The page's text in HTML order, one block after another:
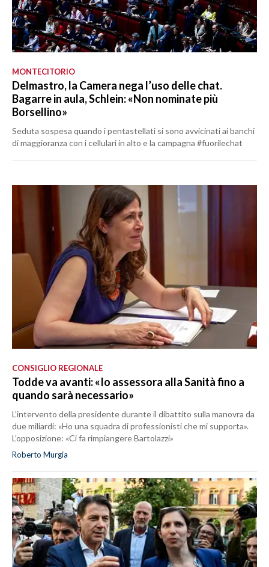
MONTECITORIO
Delmastro, la Camera nega l’uso delle chat.
Bagarre in aula, Schlein: «Non nominate più
Borsellino»
Seduta sospesa quando i pentastellati si sono avvicinati ai banchi
di maggioranza con i cellulari in alto e la campagna #fuorilechat
CONSIGLIO REGIONALE
Todde va avanti: «Io assessora alla Sanità fino a
quando sarà necessario»
L’intervento della presidente durante il dibattito sulla manovra da
due miliardi: «Ho una squadra di professionisti che mi supporta».
L’opposizione: «Ci fa rimpiangere Bartolazzi»
Roberto Murgia